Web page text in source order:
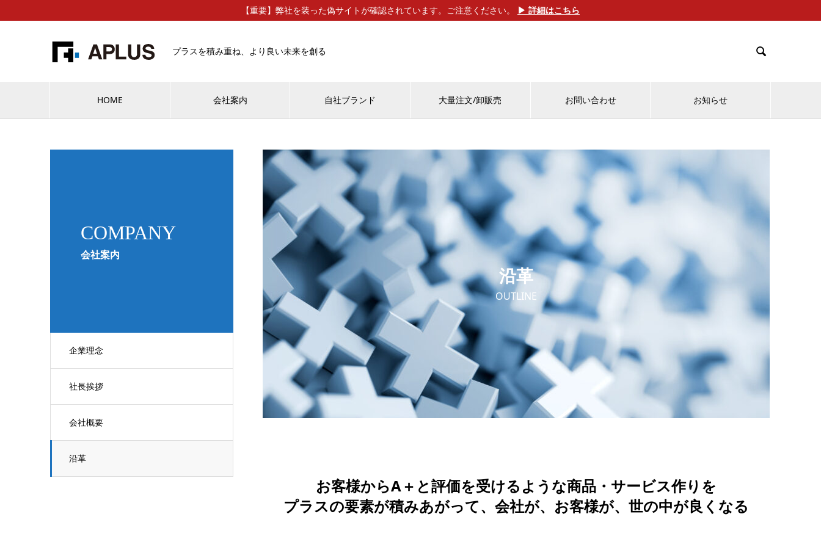
【重要】弊社を装った偽サイトが確認されています。ご注意ください。 ▶ 詳細はこちら
プラスを積み重ね、より良い未来を創る 
HOME 会社案内 自社ブランド 大量注文/卸販売 お問い合わせ お知らせ
COMPANY
会社案内
企業理念
社長挨拶
会社概要
沿革
沿革
OUTLINE
お客様からA＋と評価を受けるような商品・サービス作りを
プラスの要素が積みあがって、会社が、お客様が、世の中が良くなる